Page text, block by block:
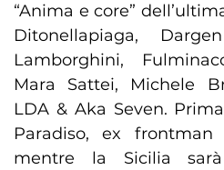
“Anima e core”
Ditonellapiaga,
Lamborghini,
Mara Sattei, Michele
LDA & Aka Seven.
Paradiso, ex frontman
mentre la Sicilia